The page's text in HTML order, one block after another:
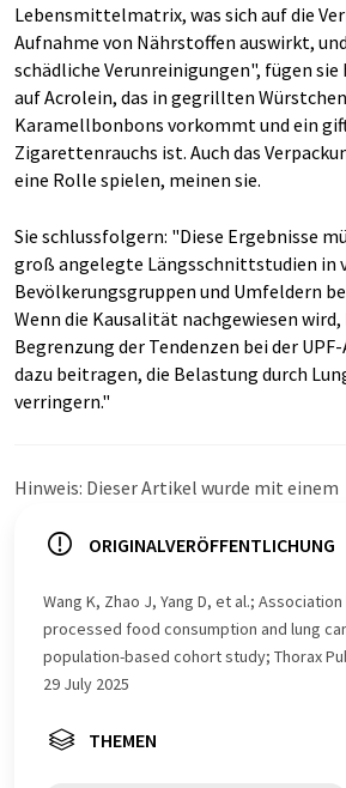
Lebensmittelmatrix, was sich auf die
Aufnahme von Nährstoffen auswirkt,
schädliche Verunreinigungen", fügen sie
auf Acrolein, das in gegrillten
Karamellbonbons vorkommt und ein
Zigarettenrauchs ist. Auch das
eine Rolle spielen, meinen sie.
Sie schlussfolgern: "Diese Ergebnisse
groß angelegte Längsschnittstudien in
Bevölkerungsgruppen und Umfeldern
Wenn die Kausalität nachgewiesen
Begrenzung der Tendenzen bei der
dazu beitragen, die Belastung durch
verringern."
Hinweis: Dieser Artikel wurde mit einem
LUMITOS bietet diese automatischen
Nachrichten zu präsentieren. Da dieser
automatischer Übersetzung übersetzt
möglich, dass er Fehler im Vokabular, in
in der Grammatik enthält. Den
ORIGINALVERÖFFENTLICHUNG
Wang K, Zhao J, Yang D, et al.;
processed food consumption and lung
population-based cohort study; Thorax
29 July 2025
THEMEN